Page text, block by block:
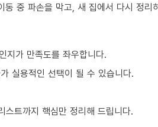
중 파손을 막고, 새 집에서 다시 정리
지가 만족도를 좌우합니다.
실용적인 선택이 될 수 있습니다.
트까지 핵심만 정리해 드립니다.